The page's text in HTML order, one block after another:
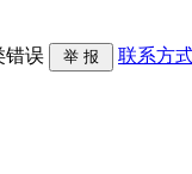
错误 联系方